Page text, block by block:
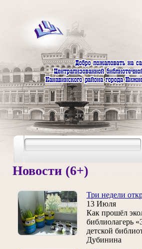
Новости (6+)
Три недели
13 Июля
Как прошёл
детской
Дубинина